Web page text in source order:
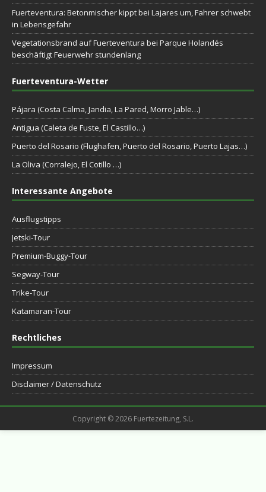
Fuerteventura: Betonmischer kippt bei Lajares um, Fahrer schwebt
in Lebensgefahr
Vegetationsbrand auf Fuerteventura bei Parque Holandés
beschäftigt Feuerwehr stundenlang
Fuerteventura-Wetter
Pájara (Costa Calma, Jandia, La Pared, Morro Jable…)
Antigua (Caleta de Fuste, El Castillo…)
Puerto del Rosario (Flughafen, Puerto del Rosario, Puerto Lajas…)
La Oliva (Corralejo, El Cotillo …)
Interessante Angebote
Ausflugstipps
Jetski-Tour
Premium-Buggy-Tour
Segway-Tour
Trike-Tour
Katamaran-Tour
Rechtliches
Impressum
Disclaimer / Datenschutz
Copyright © 2026 Fuertezeitung, S.L.